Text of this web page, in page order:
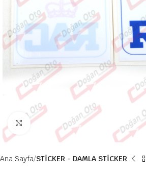
Büyütmek için tıklayın
Ana Sayfa STİCKER - DAMLA STİCKER